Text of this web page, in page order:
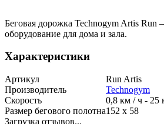
Беговая дорожка Technogym Artis Run
оборудование для дома и зала.
Характеристики
Артикул
Run Artis
Производитель
Technogym
Скорость
0,8 км / ч - 25
Размер бегового полотна152 х 58
Загрузка отзывов...